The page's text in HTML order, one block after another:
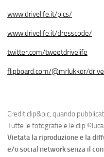
www.drivelife.it/pics/
www.drivelife.it/dresscode/
twitter.com/tweetdrivelife
flipboard.com/@mrlukkor/
Credit clip&pic, quando
Tutte le fotografie e le clip
Vietata la riproduzione e la
e/o social network senza il